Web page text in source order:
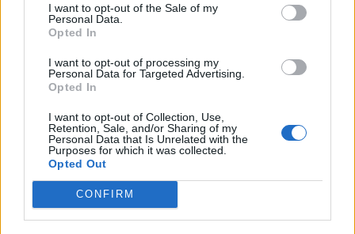
I want to opt-out of the Sale of my
Personal Data.
Opted In
I want to opt-out of processing my
Personal Data for Targeted Advertising.
Opted In
I want to opt-out of Collection, Use,
Retention, Sale, and/or Sharing of my
Personal Data that Is Unrelated with the
Purposes for which it was collected.
Opted Out
CONFIRM
Elyna Robbs: Adéle és az örökölt árnyak
A világ legismertebb ruhái